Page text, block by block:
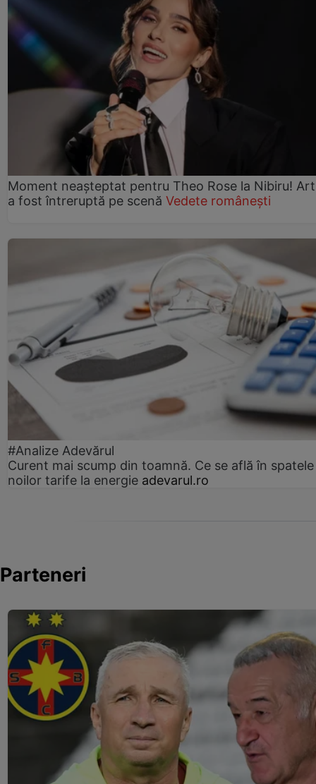
Moment neașteptat pentru Theo Rose la Nibiru!
a fost întreruptă pe scenă Vedete românești
#Analize Adevărul
Curent mai scump din toamnă. Ce se află în spatele
noilor tarife la energie adevarul.ro
Parteneri